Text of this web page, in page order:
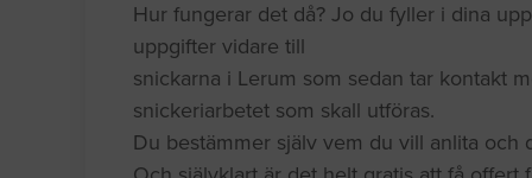
Hur fungerar det då? Jo du fyller i dina
uppgifter vidare till
snickarna i Lerum som sedan tar kontakt
snickeriarbetet som skall utföras.
Du bestämmer själv vem du vill anlita